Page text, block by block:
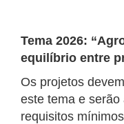
Tema 2026:
equilíbrio entre
Os projetos
este tema e
requisitos